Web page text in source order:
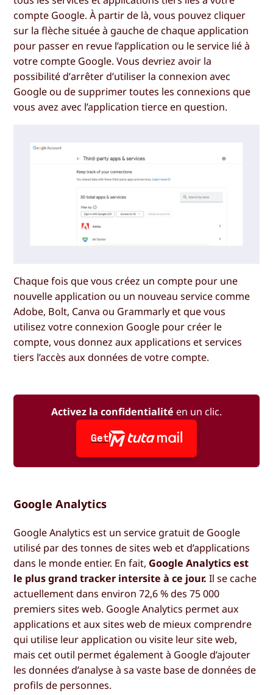
compte Google. À partir de là, vous pouvez cliquer
sur la flèche située à gauche de chaque application
pour passer en revue l’application ou le service lié à
votre compte Google. Vous devriez avoir la
possibilité d’arrêter d’utiliser la connexion avec
Google ou desupprimer toutes les connexions que
vous avez avec l’application tierce en question.
Chaque fois que vous créez un compte pour une
nouvelle application ou un nouveau service comme
Adobe, Bolt, Canva ou Grammarly et que vous
utilisez votre connexion Google pour créer le
compte, vous donnez aux applications et services
tiers l’accès aux données de votre compte.
Activez la confidentialité en un clic.
Get
Google Analytics
Google Analytics est un service gratuit de Google
utilisé par des tonnes de sites web et d’applications
dans le monde entier. En fait, Google Analytics est
le plus grand tracker intersite à ce jour. Il se cache
actuellement dans environ 72,6 % des 75 000
premiers sites web. Google Analytics permet aux
applications et aux sites web de mieux comprendre
qui utilise leur application ou visite leur site web,
mais cet outil permet également à Google d’ajouter
les données d’analyse à sa vaste base de données de
profils de personnes.